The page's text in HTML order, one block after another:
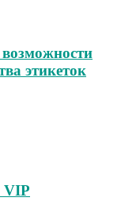
этикеток
VIP